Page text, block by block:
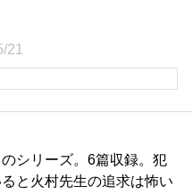
21
シリーズ。6篇収録。犯
と火村先生の追求は怖い